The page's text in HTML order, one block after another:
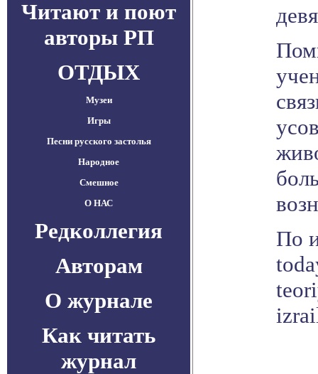
Читают и поют
авторы РП
ОТДЫХ
Музеи
Игры
Песни русского застолья
Народное
Смешное
О НАС
Редколлегия
Авторам
О журнале
Как читать
журнал
По